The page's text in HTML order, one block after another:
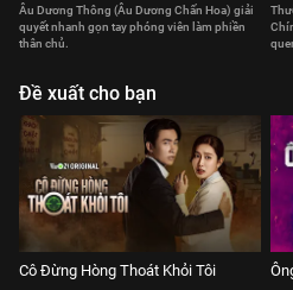
Âu Dương Thông (Âu Dương Chấn Hoa) giải
quyết nhanh gọn tay phóng viên làm phiền
thân chủ.
Đề xuất cho bạn
Cô Đừng Hòng Thoát Khỏi Tôi